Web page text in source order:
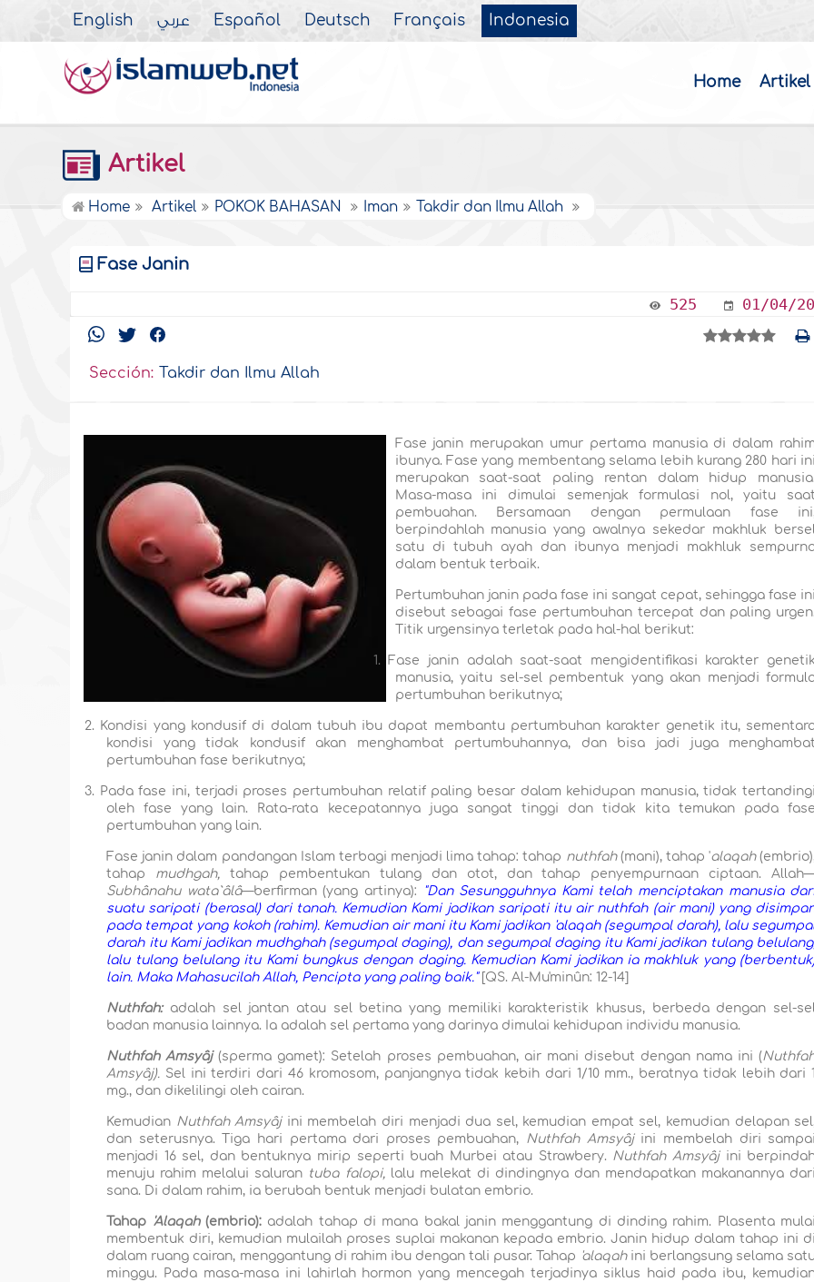
English عربي Español Deutsch Français Indonesia
Home Artikel
Artikel
Home Artikel POKOK BAHASAN Iman Takdir dan Ilmu Allah
Fase Janin
525 01/04/
Sección: Takdir dan Ilmu Allah
Fase janin merupakan umur pertama manusia di dalam rahim
ibunya. Fase yang membentang selama lebih kurang 280 hari ini
merupakan saat-saat paling rentan dalam hidup manusia.
Masa-masa ini dimulai semenjak formulasi nol, yaitu saat
pembuahan. Bersamaan dengan permulaan fase
berpindahlah manusia yang awalnya sekedar makhluk
satu di tubuh ayah dan ibunya menjadi makhluk
dalam bentuk terbaik.
Pertumbuhan janin pada fase ini sangat cepat, sehingga fase ini
disebut sebagai fase pertumbuhan tercepat dan paling urgen.
Titik urgensinya terletak pada hal-hal berikut:
1.
Fase janin adalah saat-saat mengidentifikasi karakter genetik
manusia, yaitu sel-sel pembentuk yang akan menjadi
pertumbuhan berikutnya;
2. Kondisi yang kondusif di dalam tubuh ibu dapat membantu pertumbuhan karakter genetik itu,
kondisi yang tidak kondusif akan menghambat pertumbuhannya, dan bisa jadi juga menghambat
pertumbuhan fase berikutnya;
3. Pada fase ini, terjadi proses pertumbuhan relatif paling besar dalam kehidupan manusia, tidak tertandingi
oleh fase yang lain. Rata-rata kecepatannya juga sangat tinggi dan tidak kita temukan pada fase
pertumbuhan yang lain.
Fase janin dalam pandangan Islam terbagi menjadi lima tahap: tahap nuthfah(mani), tahap 'alaqah
tahap mudhgah, tahap pembentukan tulang dan otot, dan tahap penyempurnaan ciptaan.
Subhânahu wata`âlâ—berfirman (yang artinya):
"Dan Sesungguhnya Kami telah menciptakan manusia
suatu saripati (berasal) dari tanah. Kemudian Kami jadikan saripati itu air nuthfah (air mani) yang
pada tempat yang kokoh (rahim). Kemudian air mani itu Kami jadikan 'alaqah (segumpal darah), lalu
darah itu Kami jadikan mudhghah (segumpal daging), dan segumpal daging itu Kami jadikan tulang
lalu tulang belulang itu Kami bungkus dengan daging. Kemudian Kami jadikan ia makhluk yang
lain. Maka Mahasucilah Allah, Pencipta yang paling baik."[QS. Al-Mu'minûn: 12-14]
Nuthfah:adalah sel jantan atau sel betina yang memiliki karakteristik khusus, berbeda dengan sel-
badan manusia lainnya. Ia adalah sel pertama yang darinya dimulai kehidupan individu manusia.
Nuthfah Amsyâj (sperma gamet): Setelah proses pembuahan, air mani disebut dengan nama ini (
Amsyâj). Sel ini terdiri dari 46 kromosom, panjangnya tidak kebih dari 1/10 mm., beratnya tidak lebih dari 1
mg., dan dikelilingi oleh cairan.
Kemudian Nuthfah Amsyâjini membelah diri menjadi dua sel, kemudian empat sel, kemudian delapan
dan seterusnya. Tiga hari pertama dari proses pembuahan, Nuthfah Amsyâjini membelah diri sampai
menjadi 16 sel, dan bentuknya mirip seperti buah Murbei atau Strawbery. Nuthfah Amsyâj ini
menuju rahim melalui saluran tuba falopi,lalu melekat di dindingnya dan mendapatkan makanannya dari
sana. Di dalam rahim, ia berubah bentuk menjadi bulatan embrio.
Tahap 'Alaqah(embrio):adalah tahap di mana bakal janin menggantung di dinding rahim. Plasenta mulai
membentuk diri, kemudian mulailah proses suplai makanan kepada embrio. Janin hidup dalam tahap ini di
dalam ruang cairan, menggantung di rahim ibu dengan tali pusar. Tahap 'alaqahini berlangsung selama
minggu. Pada masa-masa ini lahirlah hormon yang mencegah terjadinya siklus haid pada ibu,